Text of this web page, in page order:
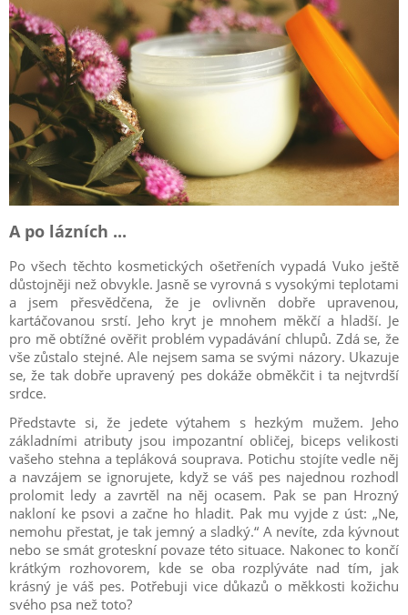
A po lázních ...
Po všech těchto kosmetických ošetřeních vypadá Vuko ještě
důstojněji než obvykle. Jasně se vyrovná s vysokými teplotami
a jsem přesvědčena, že je ovlivněn dobře upravenou,
kartáčovanou srstí. Jeho kryt je mnohem měkčí a hladší. Je
pro mě obtížné ověřit problém vypadávání chlupů. Zdá se, že
vše zůstalo stejné. Ale nejsem sama se svými názory. Ukazuje
se, že tak dobře upravený pes dokáže obměkčit i ta nejtvrdší
srdce.
Představte si, že jedete výtahem s hezkým mužem. Jeho
základními atributy jsou impozantní obličej, biceps velikosti
vašeho stehna a tepláková souprava. Potichu stojíte vedle něj
a navzájem se ignorujete, když se váš pes najednou rozhodl
prolomit ledy a zavrtěl na něj ocasem. Pak se pan Hrozný
nakloní ke psovi a začne ho hladit. Pak mu vyjde z úst: „Ne,
nemohu přestat, je tak jemný a sladký.“ A nevíte, zda kývnout
nebo se smát groteskní povaze této situace. Nakonec to končí
krátkým rozhovorem, kde se oba rozplýváte nad tím, jak
krásný je váš pes. Potřebuji vice důkazů o měkkosti kožichu
svého psa než toto?